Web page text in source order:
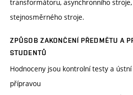
transformátoru, asynchronního
stejnosměrného stroje.
ZPŮSOB ZAKONČENÍ PŘEDMĚTU A
STUDENTŮ
Hodnoceny jsou kontrolní testy a
přípravou